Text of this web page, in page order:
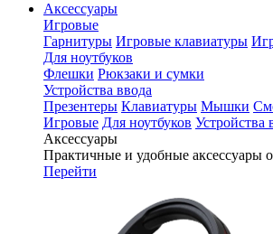
Аксессуары
Игровые
Гарнитуры Игровые клавиатуры
Для ноутбуков
Флешки Рюкзаки и сумки
Устройства ввода
Презентеры Клавиатуры Мышки
Игровые Для ноутбуков Устройства
Аксессуары
Практичные и удобные аксессуары
Перейти